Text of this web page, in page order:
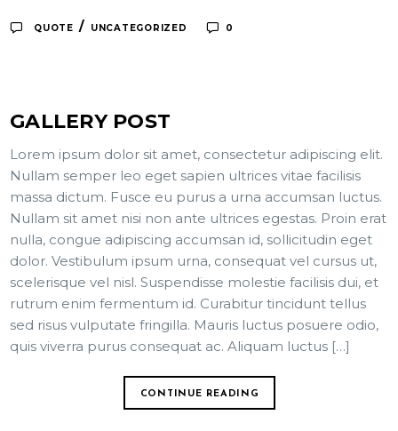
QUOTE / UNCATEGORIZED 0
GALLERY POST
Lorem ipsum dolor sit amet, consectetur adipiscing elit.
Nullam semper leo eget sapien ultrices vitae facilisis
massa dictum. Fusce eu purus a urna accumsan luctus.
Nullam sit amet nisi non ante ultrices egestas. Proin erat
nulla, congue adipiscing accumsan id, sollicitudin eget
dolor. Vestibulum ipsum urna, consequat vel cursus ut,
scelerisque vel nisl. Suspendisse molestie facilisis dui, et
rutrum enim fermentum id. Curabitur tincidunt tellus
sed risus vulputate fringilla. Mauris luctus posuere odio,
quis viverra purus consequat ac. Aliquam luctus […]
CONTINUE READING